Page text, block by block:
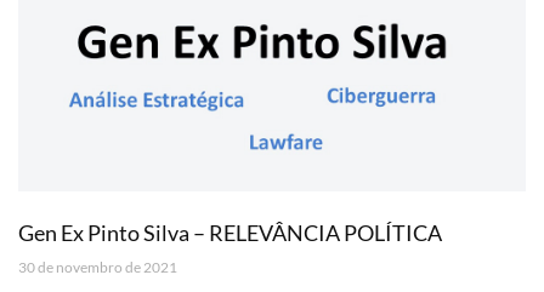
Gen Ex Pinto Silva – RELEVÂNCIA POLÍTICA
30 de novembro de 2021